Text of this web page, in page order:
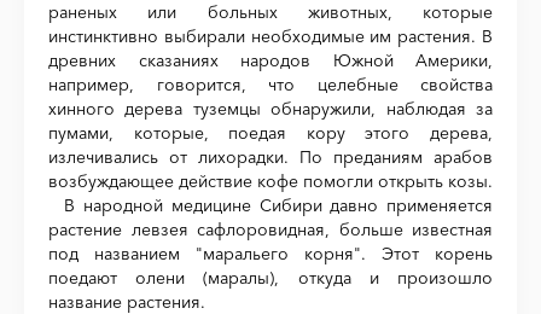
раненых или больных животных, которые
инстинктивно выбирали необходимые им растения. В
древних сказаниях народов Южной Америки,
например, говорится, что целебные свойства
хинного дерева туземцы обнаружили, наблюдая за
пумами, которые, поедая кору этого дерева,
излечивались от лихорадки. По преданиям арабов
возбуждающее действие кофе помогли открыть козы.
В народной медицине Сибири давно применяется
растение левзея сафлоровидная, больше известная
под названием "маральего корня". Этот корень
поедают олени (маралы), откуда и произошло
название растения.